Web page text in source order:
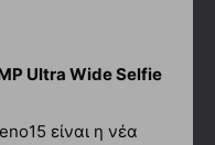
Ultra Wide Selfie
είναι η νέα